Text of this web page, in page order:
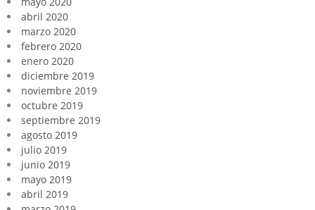
abril 2020
marzo 2020
febrero 2020
enero 2020
diciembre 2019
noviembre 2019
octubre 2019
septiembre 2019
agosto 2019
julio 2019
junio 2019
mayo 2019
abril 2019